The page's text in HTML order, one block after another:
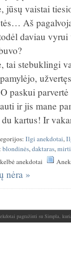
jūsų vaistai
Aš
daviau
tai stebuklingi
paskui
ir jis mane
kartus! Ir
Ilgi anekdotai,
blondinės,daktaras,
anekdotai
nėra »
pagražinti su Simpla,